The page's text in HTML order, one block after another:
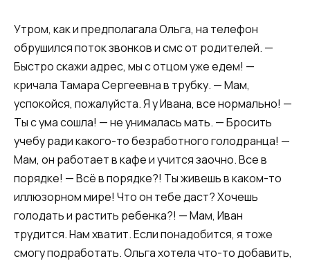
Утром, как и предполагала Ольга, на телефон
обрушился поток звонков и смс от родителей. —
Быстро скажи адрес, мы с отцом уже едем! —
кричала Тамара Сергеевна в трубку. — Мам,
успокойся, пожалуйста. Я у Ивана, все нормально! —
Ты с ума сошла! — не унималась мать. — Бросить
учебу ради какого-то безработного голодранца! —
Мам, он работает в кафе и учится заочно. Все в
порядке! — Всё в порядке?! Ты живешь в каком-то
иллюзорном мире! Что он тебе даст? Хочешь
голодать и растить ребенка?! — Мам, Иван
трудится. Нам хватит. Если понадобится, я тоже
смогу подработать. Ольга хотела что-то добавить,